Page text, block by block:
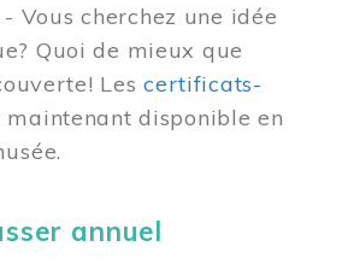
- Vous cherchez une idée
Quoi de mieux que
Lescertificats-
maintenant disponible en
annuel